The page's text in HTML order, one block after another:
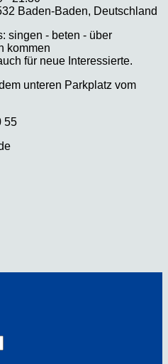
Baden-Baden, Deutschland
singen - beten - über
kommen
für neue Interessierte.
unteren Parkplatz vom
55